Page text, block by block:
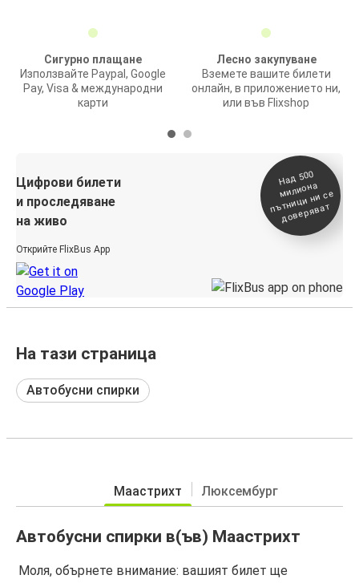
Сигурно плащане
Използвайте Paypal, Google
Pay, Visa & международни
карти
Лесно закупуване
Вземете вашите билети
онлайн, в приложението ни,
или във Flixshop
Цифрови билети
и проследяване
на живо
Открийте FlixBus App
На
д 500
милиона
п
ътници ни се
доверяват
На тази страница
Автобусни спирки
Маастрихт Люксембург
Автобусни спирки в(ъв) Маастрихт
Моля, обърнете внимание: вашият билет ще